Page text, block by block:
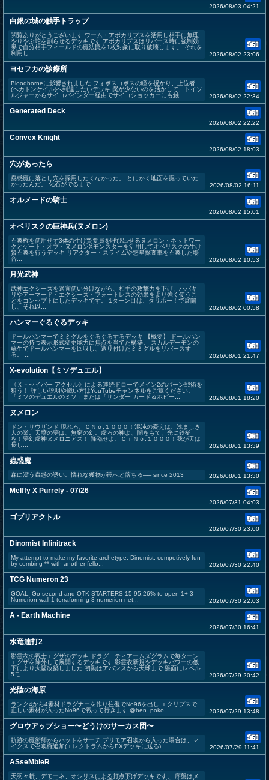
2026/08/03 04:21
白銀の城の触手トラップ
閲覧ありがとうございます ワーム・アポカリプスを活用し相手に無理
やりやぶ蛇を割らせるデッキです アポカリプスはリバース時に強制効
果で自分相手フィールドの魔法罠を1枚対象に取り破壊します。 それを
利用し...
2026/08/02 23:06
ヨセフカの診療所
Bloodborneに影響されました フォボスコボスの瞳を授かり、上位者
(ヘカトンケイル)へ到達したいデッキ 罠が少ないのを活かして、トイソ
ルジャーからサイコバインダー経由でサイコショッカーにも触...
2026/08/02 22:34
Generated Deck
2026/08/02 22:22
Convex Knight
2026/08/02 18:03
穴があったら
蠱惑魔に落とし穴を採用したくなかった。 とにかく地面を掘っていた
かったんだ。 化石がでるまで
2026/08/02 16:11
オルメードの騎士
2026/08/02 15:01
オベリスクの巨神兵(ヌメロン)
召喚権を使用せず3体の生け贄要員を呼び出せるヌメロン・ネットワー
クとゲート・オブ・ヌメロンXモンスターを活用してオベリスクの生け
贄召喚を行うデッキ リアクター・スライムや惑星探査車を召喚した場
合...
2026/08/02 10:53
月光武神
武神エクシーズを適宜使い分けながら、相手の攻撃力を下げ、ハバキ
リやアーマード・エクシーズ・フォートレスの効果をより強く使うこ
とをコンセプトにしたデッキです。 1ターン目は、タリホー！で展開
し、それ以...
2026/08/02 00:58
ハンマーぐるぐるデッキ
ドールハンマーでミミグルをぐるぐるするデッキ 【概要】 ドールハン
マーの持つ表示形式変更能力に焦点を当てた構築。 スカルデーモンの
蘇生でドールハンマーを回収し、送り付けたミミグルをリバースす
る。 ...
2026/08/01 21:47
X-evolution【ミソデュエル】
《Ｘ－セイバー アクセル》による連続ドローでメイン2のバーン戦術を
狙う！ 詳しい説明や戦い方はYouTubeチャンネルをご覧ください。
「ミソのデュエルのミソ」または「サンダー カード＆ホビー...
2026/08/01 18:20
ヌメロン
ドン・サウザンド 現れろ、ＣＮｏ.１０００！混沌の憂えは、浅ましき
人の業。天壌の夢は、無窮の幻。虚ろの神よ、闇をもて、光に鉄槌
を！夢幻虚神ヌメロニアス！ 降臨せよ、ＣｉＮｏ.１０００！我が天は
長し...
2026/08/01 13:39
蟲惑魔
森に漂う蟲惑の誘い。憐れな獲物が罠へと落ちる── since 2013 2026/08/01 13:30
Melffy X Purrely - 07/26
2026/07/31 04:03
ゴブリアクトル
2026/07/30 23:00
Dinomist Infinitrack
My attempt to make my favorite archetype: Dinomist, competively fun
by combing ** with another fello...
2026/07/30 22:40
TCG Numeron 23
GOAL: Go second and OTK STARTERS 15 95.26% to open 1+ 3
Numerion wall 1 terraforming 3 numerion net...
2026/07/30 22:03
A - Earth Machine
2026/07/30 16:41
水竜連打2
影霊衣の戦士エグザのデッキ ドラグニティアームズグラムで毎ターン
エグザを除外して展開するデッキです 影霊衣新規やデッキパワーの低
下により大幅改築しました 初動はアバンスから天球まで 盤面にレベル
5モ...
2026/07/29 20:42
光陰の海原
ランク4から4素材ドラグナーを作り往復でNo96を出し エクリプスで
正しい素材が入ったNo96で戦って行きます @ben_poko
2026/07/29 13:48
グロウアップショー〜どうけのサーカス団〜
軌跡の魔術師からハットをサーチ プリモア召喚から入った場合は、マ
イクスで召喚権追加(エレクトラムからEXデッキに送る)
2026/07/29 11:41
ASseMbleR
天羽々斬、デモーネ、オシリスによる打点下げデッキです。 序盤はメ